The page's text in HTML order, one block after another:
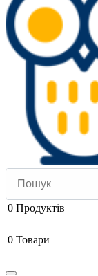
0 Продуктів
0 Товари